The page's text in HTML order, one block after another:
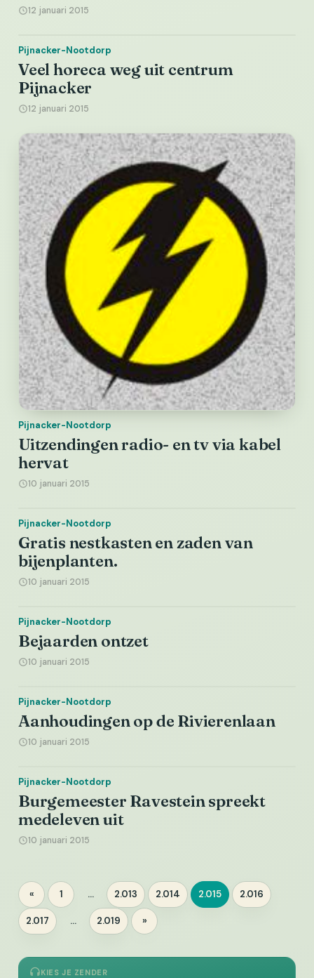
12 januari 2015
Pijnacker-Nootdorp
Veel horeca weg uit centrum
Pijnacker
12 januari 2015
Pijnacker-Nootdorp
Uitzendingen radio- en tv via kabel
hervat
10 januari 2015
Pijnacker-Nootdorp
Gratis nestkasten en zaden van
bijenplanten.
10 januari 2015
Pijnacker-Nootdorp
Bejaarden ontzet
10 januari 2015
Pijnacker-Nootdorp
Aanhoudingen op de Rivierenlaan
10 januari 2015
Pijnacker-Nootdorp
Burgemeester Ravestein spreekt
medeleven uit
10 januari 2015
Berichten
paginering
« Pagina
1 … Pagina
2.013 Pagina
2.014 Pagina
2.015 Pagina
2.016
Pagina
2.017 … Pagina
2.019 »
KIES JE ZENDER